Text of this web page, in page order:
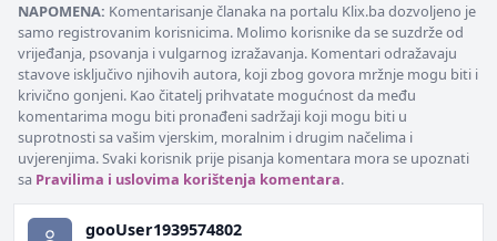
NAPOMENA: Komentarisanje članaka na portalu Klix.ba dozvoljeno je
samo registrovanim korisnicima. Molimo korisnike da se suzdrže od
vrijeđanja, psovanja i vulgarnog izražavanja. Komentari odražavaju
stavove isključivo njihovih autora, koji zbog govora mržnje mogu biti i
krivično gonjeni. Kao čitatelj prihvatate mogućnost da među
komentarima mogu biti pronađeni sadržaji koji mogu biti u
suprotnosti sa vašim vjerskim, moralnim i drugim načelima i
uvjerenjima. Svaki korisnik prije pisanja komentara mora se upoznati
sa Pravilima i uslovima korištenja komentara.
gooUser1939574802